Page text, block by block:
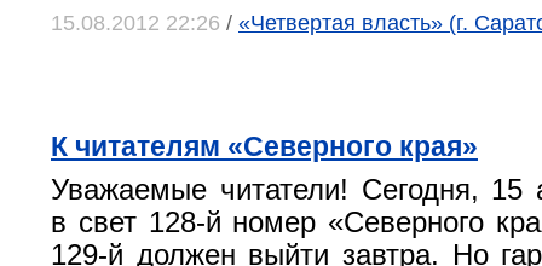
15.08.2012 22:26 / «Четвертая власть» (г.
К читателям «Северного края»
Уважаемые читатели! Сегодня, 15
в свет 128-й номер «Северного
129-й должен выйти завтра. Но